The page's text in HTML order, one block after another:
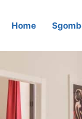
Home